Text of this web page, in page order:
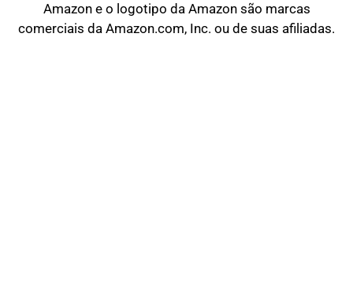
Amazon e o logotipo da Amazon são marcas
comerciais da Amazon.com, Inc. ou de suas afiliadas.